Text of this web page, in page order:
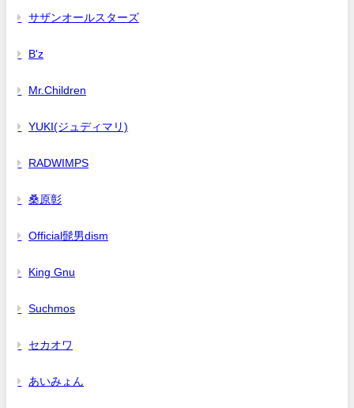
サザンオールスターズ
B'z
Mr.Children
YUKI(ジュディマリ)
RADWIMPS
桑原彰
Official髭男dism
King Gnu
Suchmos
セカオワ
あいみょん